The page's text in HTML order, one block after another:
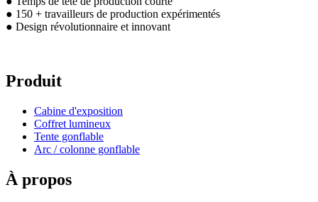
● 150 + travailleurs de production expérimentés
● Design révolutionnaire et innovant
Produit
Cabine d'exposition
Coffret lumineux
Tente gonflable
Arc / colonne gonflable
À propos